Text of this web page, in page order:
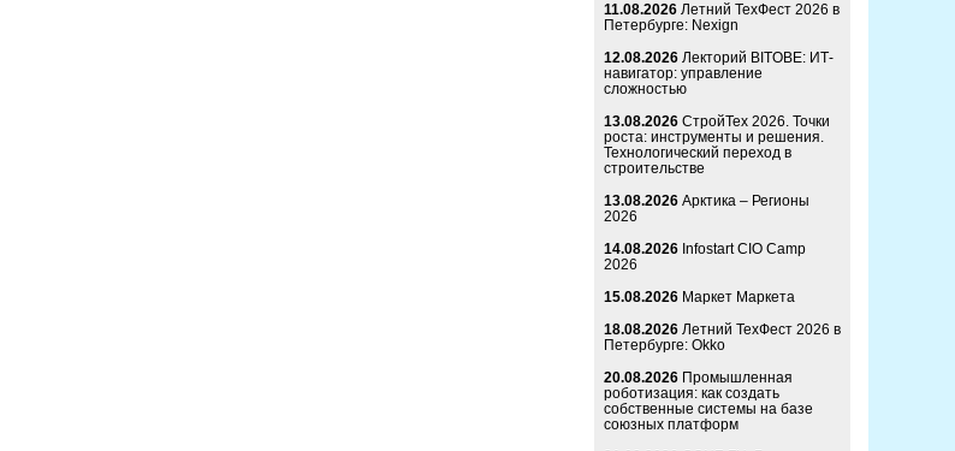
11.08.2026 Летний ТехФест 2026 в
Петербурге: Nexign
12.08.2026 Лекторий BITOBE: ИТ-
навигатор: управление
сложностью
13.08.2026 СтройТех 2026. Точки
роста: инструменты и решения.
Технологический переход в
строительстве
13.08.2026 Арктика – Регионы
2026
14.08.2026 Infostart CIO Camp
2026
15.08.2026 Маркет Маркета
18.08.2026 Летний ТехФест 2026 в
Петербурге: Okko
20.08.2026 Промышленная
роботизация: как создать
собственные системы на базе
союзных платформ